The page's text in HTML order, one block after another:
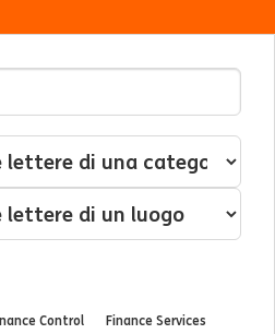
Control Finance Services